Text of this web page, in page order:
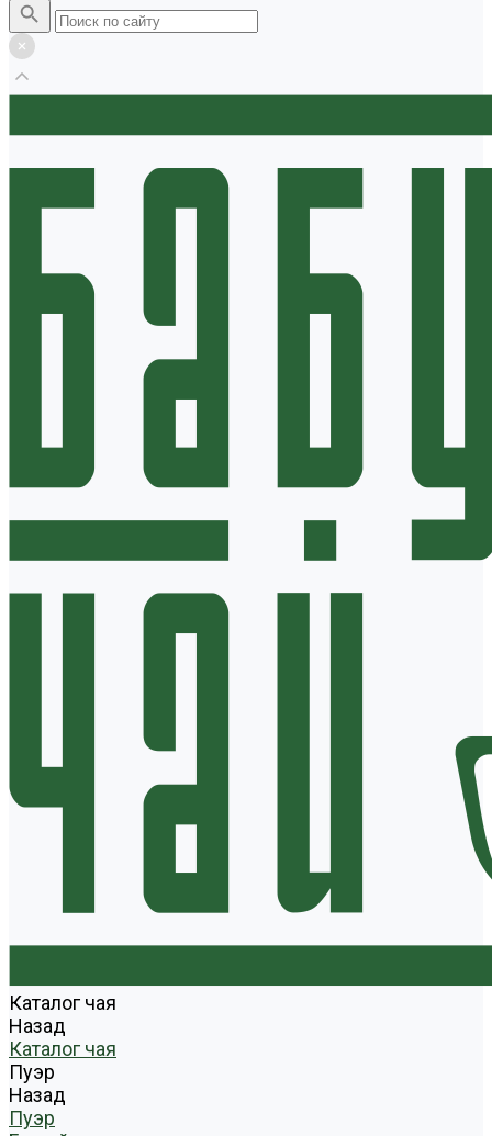
Каталог чая
Назад
Каталог чая
Пуэр
Назад
Пуэр